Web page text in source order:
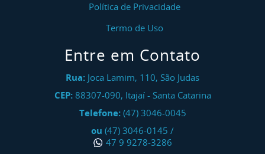
Política de Privacidade
Termo de Uso
Entre em Contato
Rua: Joca Lamim, 110, São Judas
CEP: 88307-090, Itajaí- Santa Catarina
Telefone: (47) 3046-0045
ou (47) 3046-0145 /
47 9 9278-3286